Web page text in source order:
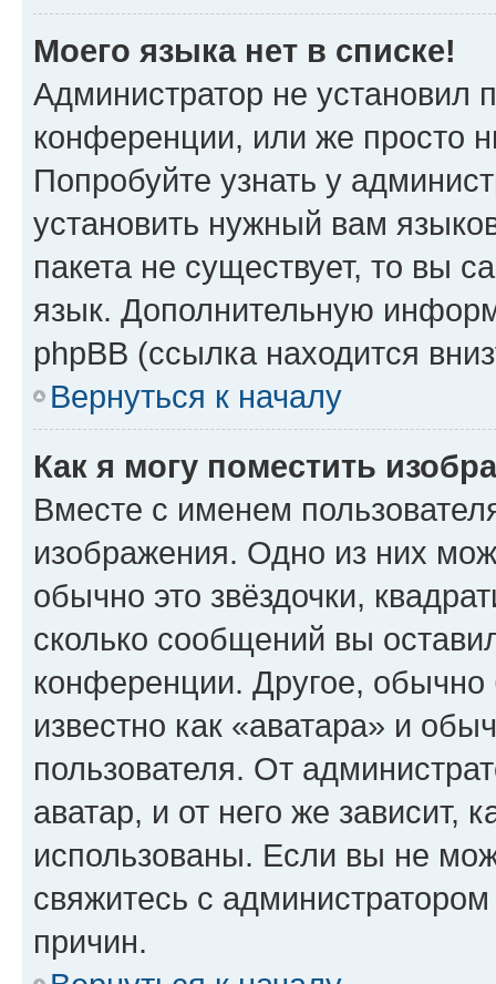
Моего языка нет в списке!
Администратор не установил
конференции, или же просто
Попробуйте узнать у
установить нужный вам
пакета не существует, то вы
язык. Дополнительную
phpBB (ссылка находится
Вернуться к началу
Как я могу поместить
Вместе с именем
изображения. Одно из них
обычно это звёздочки,
сколько сообщений вы
конференции. Другое,
известно как «аватара» и
пользователя. От
аватар, и от него же зависит,
использованы. Если вы не
свяжитесь с
причин.